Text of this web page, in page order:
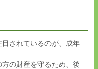
されているのが、成年
の財産を守るため、後